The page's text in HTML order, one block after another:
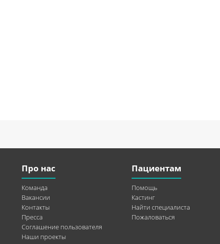
Про нас
Команда
Вакансии
Контакты
Пресса
Соглашение пользователя
Наши проекты
Пациентам
Помощь
Кастинг
Найти специалиста
Пожаловаться